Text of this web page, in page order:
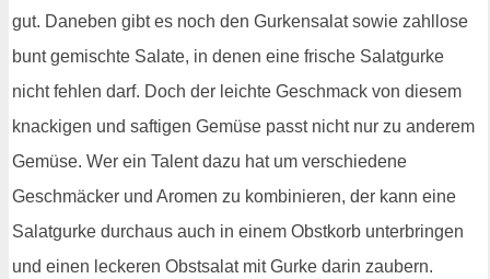
gut. Daneben gibt es noch den Gurkensalat sowie zahllose
bunt gemischte Salate, in denen eine frische Salatgurke
nicht fehlen darf. Doch der leichte Geschmack von diesem
knackigen und saftigen Gemüse passt nicht nur zu anderem
Gemüse. Wer ein Talent dazu hat um verschiedene
Geschmäcker und Aromen zu kombinieren, der kann eine
Salatgurke durchaus auch in einem Obstkorb unterbringen
und einen leckeren Obstsalat mit Gurke darin zaubern.